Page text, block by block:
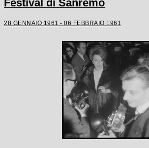
Festival di Sanremo
28 GENNAIO 1961 - 06 FEBBRAIO 1961